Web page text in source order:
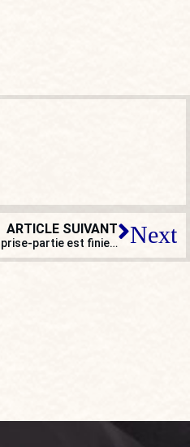
ARTICLE SUIVANT
partie est finie… Next